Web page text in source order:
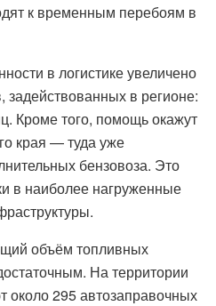
к временным перебоям в
в логистике увеличено
задействованных в регионе:
Кроме того, помощь окажут
края — туда уже
бензовоза. Это
в наиболее нагруженные
объём топливных
На территории
295 автозаправочных